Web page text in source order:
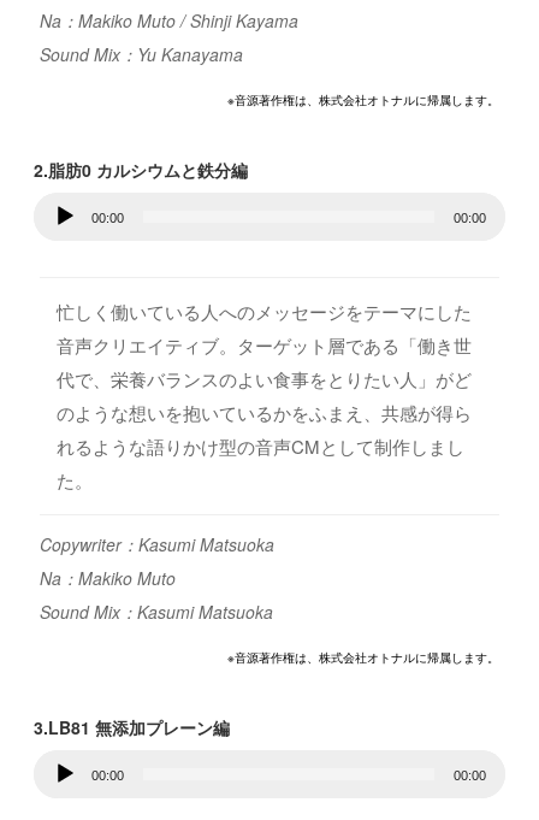
Na：Makiko Muto / Shinji Kayama
Sound Mix：Yu Kanayama
※音源著作権は、株式会社オトナルに帰属します。
2.脂肪0 カルシウムと鉄分編
00:00 00:00
忙しく働いている人へのメッセージをテーマにした
音声クリエイティブ。ターゲット層である「働き世
代で、栄養バランスのよい食事をとりたい人」がど
のような想いを抱いているかをふまえ、共感が得ら
れるような語りかけ型の音声CMとして制作しまし
た。
Copywriter：Kasumi Matsuoka
Na：Makiko Muto
Sound Mix：Kasumi Matsuoka
※音源著作権は、株式会社オトナルに帰属します。
3.LB81 無添加プレーン編
00:00 00:00